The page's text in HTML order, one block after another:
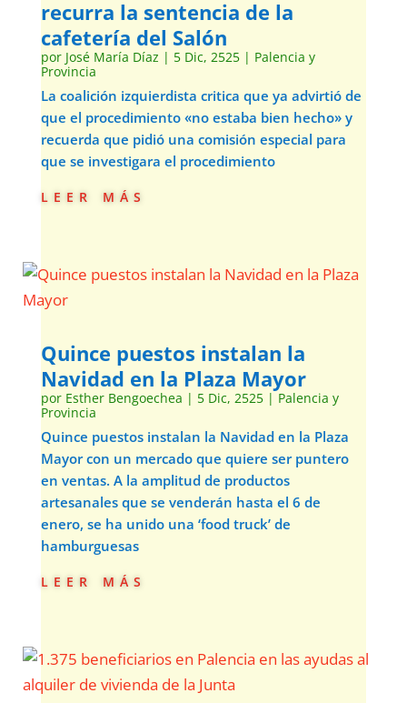
recurra la sentencia de la
cafetería del Salón
por José María Díaz | 5 Dic, 2525| Palencia y
Provincia
La coalición izquierdista critica que ya advirtió de
que el procedimiento «no estaba bien hecho» y
recuerda que pidió una comisión especial para
que se investigara el procedimiento
leer más
Quince puestos instalan la
Navidad en la Plaza Mayor
por Esther Bengoechea | 5 Dic, 2525| Palencia y
Provincia
Quince puestos instalan la Navidad en la Plaza
Mayor con un mercado que quiere ser puntero
en ventas. A la amplitud de productos
artesanales que se venderán hasta el 6 de
enero, se ha unido una ‘food truck’ de
hamburguesas
leer más